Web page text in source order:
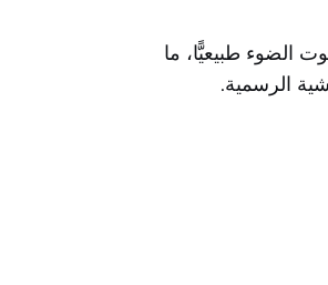
الضوء طبيعيًّا، ما
الرسمية.